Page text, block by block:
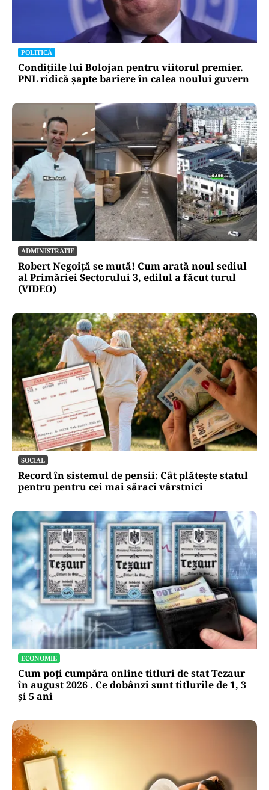
POLITICĂ
Condițiile lui Bolojan pentru viitorul premier.
PNL ridică șapte bariere în calea noului guvern
ADMINISTRATIE
Robert Negoiță se mută! Cum arată noul sediul
al Primăriei Sectorului 3, edilul a făcut turul
(VIDEO)
SOCIAL
Record în sistemul de pensii: Cât plătește statul
pentru pentru cei mai săraci vârstnici
ECONOMIE
Cum poți cumpăra online titluri de stat Tezaur
în august 2026 . Ce dobânzi sunt titlurile de 1, 3
și 5 ani